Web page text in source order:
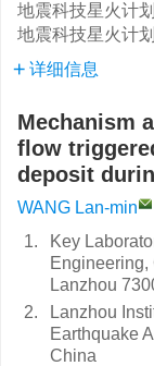
地震科技星火计
地震科技星火计
详细信息
Mechanism
flow
deposit
WANG Lan-min
1.
Key
Engineering,
Lanzhou
2.
Lanzhou
Earthquake
China